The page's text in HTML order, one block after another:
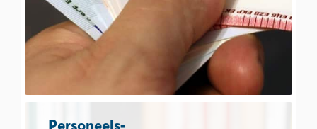
Personeels-